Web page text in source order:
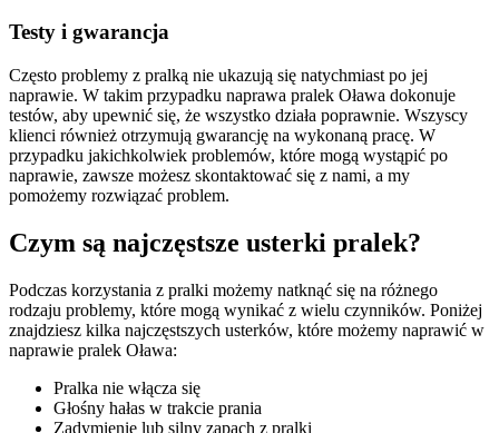
Testy i gwarancja
Często problemy z pralką nie ukazują się natychmiast po jej
naprawie. W takim przypadku naprawa pralek Oława dokonuje
testów, aby upewnić się, że wszystko działa poprawnie. Wszyscy
klienci również otrzymują gwarancję na wykonaną pracę. W
przypadku jakichkolwiek problemów, które mogą wystąpić po
naprawie, zawsze możesz skontaktować się z nami, a my
pomożemy rozwiązać problem.
Czym są najczęstsze usterki pralek?
Podczas korzystania z pralki możemy natknąć się na różnego
rodzaju problemy, które mogą wynikać z wielu czynników. Poniżej
znajdziesz kilka najczęstszych usterków, które możemy naprawić w
naprawie pralek Oława:
Pralka nie włącza się
Głośny hałas w trakcie prania
Zadymienie lub silny zapach z pralki